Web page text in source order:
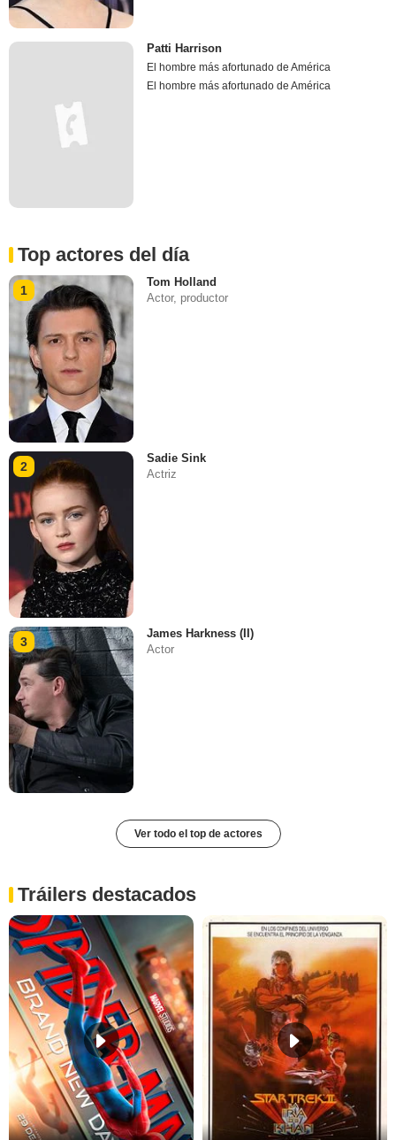
Patti Harrison
El hombre más afortunado de América
El hombre más afortunado de América
Top actores del día
1
Tom Holland
Actor, productor
2
Sadie Sink
Actriz
3
James Harkness (II)
Actor
Ver todo el top de actores
Tráilers destacados